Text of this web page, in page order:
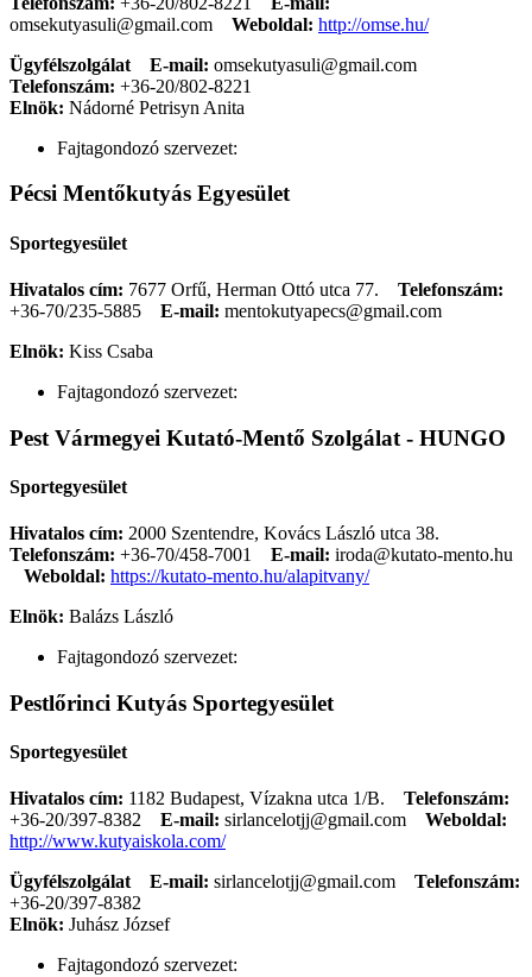
omsekutyasuli@gmail.com
Weboldal: http://omse.hu/
Ügyfélszolgálat
E-mail: omsekutyasuli@gmail.com
Telefonszám: +36-20/802-8221
Elnök: Nádorné Petrisyn Anita
Fajtagondozó szervezet:
Pécsi Mentőkutyás Egyesület
Sportegyesület
Hivatalos cím: 7677 Orfű, Herman Ottó utca 77. Telefonszám:
+36-70/235-5885
E-mail: mentokutyapecs@gmail.com
Elnök: Kiss Csaba
Fajtagondozó szervezet:
Pest Vármegyei Kutató-Mentő Szolgálat - HUNGO
Sportegyesület
Hivatalos cím: 2000 Szentendre, Kovács László utca 38.
Telefonszám: +36-70/458-7001 E-mail: iroda@kutato-mento.hu
Weboldal: https://kutato-mento.hu/alapitvany/
Elnök: Balázs László
Fajtagondozó szervezet:
Pestlőrinci Kutyás Sportegyesület
Sportegyesület
Hivatalos cím: 1182 Budapest, Vízakna utca 1/B. Telefonszám:
+36-20/397-8382
E-mail: sirlancelotjj@gmail.com
Weboldal:
http://www.kutyaiskola.com/
Ügyfélszolgálat
E-mail: sirlancelotjj@gmail.com
Telefonszám:
+36-20/397-8382
Elnök: Juhász József
Fajtagondozó szervezet: